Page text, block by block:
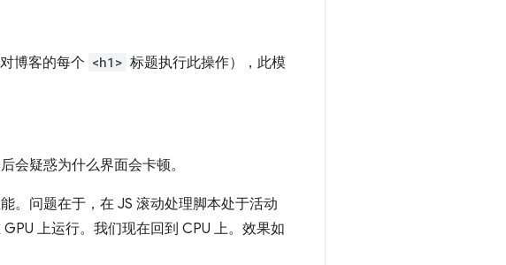
博客的每个 <h1> 标题执行此操作），此模
会疑惑为什么界面会卡顿。
。问题在于，在 JS 滚动处理脚本处于活动
上运行。我们现在回到 CPU 上。效果如